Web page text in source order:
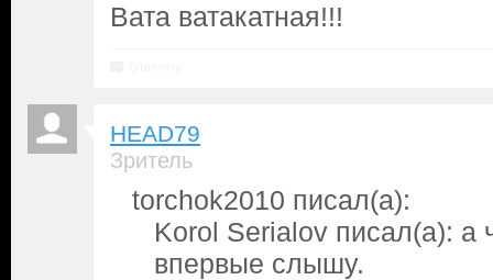
Вата ватакатная!!!
HEAD79
Зритель
torchok2010 писал(а):
Korol Serialov писал(а): а
впервые слышу.